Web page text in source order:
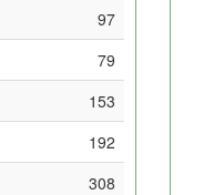
97
79
153
192
308